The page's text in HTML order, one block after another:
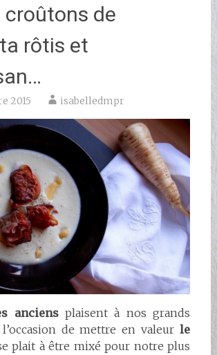
croûtons de
rôtis et
2015 isabelledmpr
anciensplaisent à nos grands
l’occasion de mettre en valeurle
plait à être mixé pour notre plus